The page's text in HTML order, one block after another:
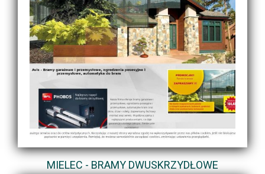
MIELEC - BRAMY DWUSKRZYDŁOWE